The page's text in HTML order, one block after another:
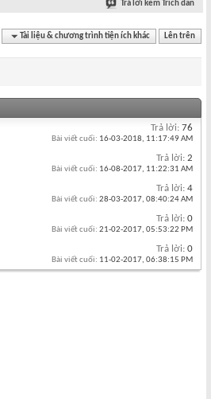
Trả lời kèm Trích dẫn
Tài liệu & chương trình tiện ích khác Lên trên
Trả lời: 76
Bài viết cuối: 16-03-2018, 11:17:49 AM
Trả lời: 2
Bài viết cuối: 16-08-2017, 11:22:31 AM
Trả lời: 4
Bài viết cuối: 28-03-2017, 08:40:24 AM
Trả lời: 0
Bài viết cuối: 21-02-2017, 05:53:22 PM
Trả lời: 0
Bài viết cuối: 11-02-2017, 06:38:15 PM